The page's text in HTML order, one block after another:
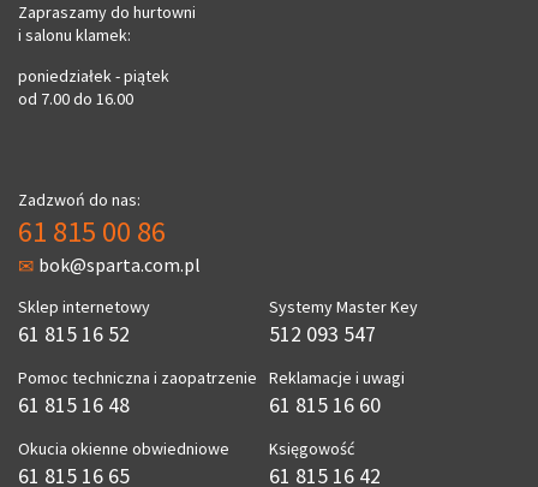
Zapraszamy do hurtowni
i salonu klamek:
poniedziałek - piątek
od 7.00 do 16.00
Zadzwoń do nas:
61 815 00 86
bok@sparta.com.pl
Sklep internetowy
61 815 16 52
Pomoc techniczna i zaopatrzenie
61 815 16 48
Okucia okienne obwiedniowe
61 815 16 65
Systemy Master Key
512 093 547
Reklamacje i uwagi
61 815 16 60
Księgowość
61 815 16 42